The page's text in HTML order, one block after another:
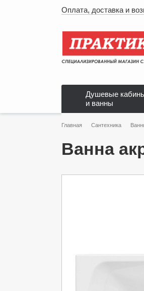
Оплата, доставка и
Душевые
и ванны
Главная Сантехника
Ванна